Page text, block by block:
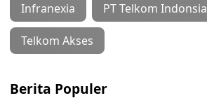
Infranexia PT Telkom Indonsia
Telkom Akses
Berita Populer